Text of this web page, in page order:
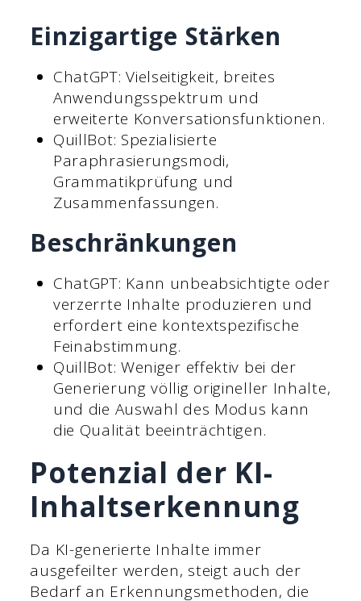
Einzigartige Stärken
ChatGPT: Vielseitigkeit, breites
Anwendungsspektrum und
erweiterte Konversationsfunktionen.
QuillBot: Spezialisierte
Paraphrasierungsmodi,
Grammatikprüfung und
Zusammenfassungen.
Beschränkungen
ChatGPT: Kann unbeabsichtigte oder
verzerrte Inhalte produzieren und
erfordert eine kontextspezifische
Feinabstimmung.
QuillBot: Weniger effektiv bei der
Generierung völlig origineller Inhalte,
und die Auswahl des Modus kann
die Qualität beeinträchtigen.
Potenzial der KI-
Inhaltserkennung
Da KI-generierte Inhalte immer
ausgefeilter werden, steigt auch der
Bedarf an Erkennungsmethoden, die